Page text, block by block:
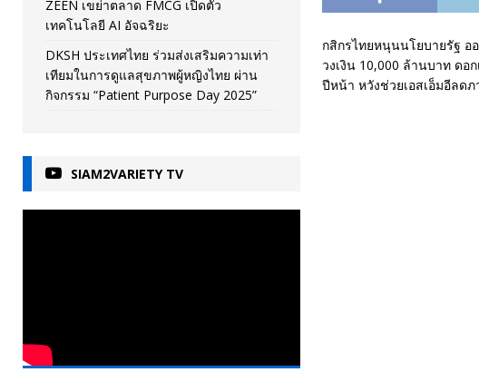
กสิกรไทยหนุนนโยบายรัฐ อ
วงเงิน 10,000 ล้านบาท ดอ
ปีหน้า หวังช่วยเอสเอ็มอีลด
ZEEN เขย่าตลาด FMCG เปิดตัว
เทคโนโลยี AI อัจฉริยะ
DKSH ประเทศไทย ร่วมส่งเสริมความเท่า
เทียมในการดูแลสุขภาพผู้หญิงไทย ผ่าน
กิจกรรม “Patient Purpose Day 2025”
SIAM2VARIETY TV